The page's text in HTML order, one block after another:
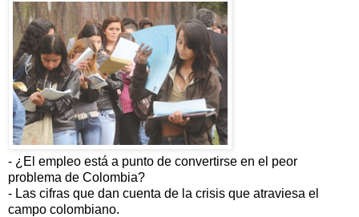
- ¿El empleo está a punto de convertirse en el peor
problema de Colombia?
- Las cifras que dan cuenta de la crisis que atraviesa el
campo colombiano.